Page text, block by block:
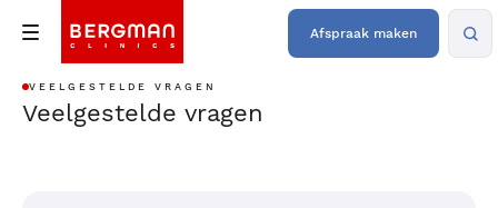
Afspraak maken
VEELGESTELDE VRAGEN
Veelgestelde vragen